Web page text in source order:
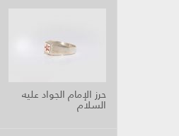
حرز الإمام الجواد عليه
السلام